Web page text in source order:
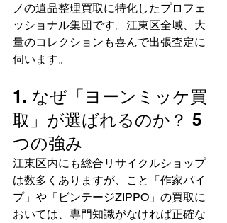
ノの遺品整理買取に特化したプロフェ
ッショナル集団です。江東区全域、大
量のコレクションも喜んで出張査定に
伺います。
1. なぜ「ヨーンミッケ買
取」が選ばれるのか？ 5
つの強み
江東区内にも総合リサイクルショップ
は数多くありますが、こと「作家パイ
プ」や「ビンテージZIPPO」の買取に
おいては、専門知識がなければ正確な